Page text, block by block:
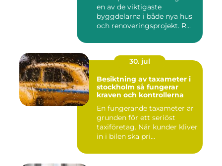
en av de viktigaste
byggdelarna i både nya hus
och renoveringsprojekt. R...
30. jul
Besiktning av taxameter i
stockholm så fungerar
kraven och kontrollerna
En fungerande taxameter är
grunden för ett seriöst
taxiföretag. När kunder kliver
in i bilen ska pri...